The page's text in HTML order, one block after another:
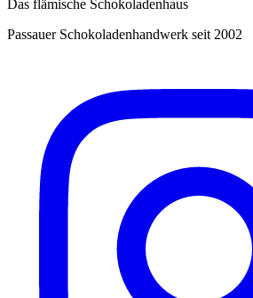
Das flämische Schokoladenhaus
Passauer Schokoladenhandwerk seit 2002